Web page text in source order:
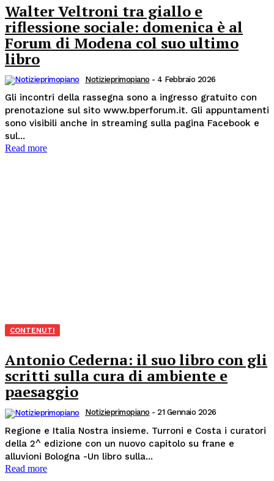
Walter Veltroni tra giallo e
riflessione sociale: domenica è al
Forum di Modena col suo ultimo
libro
Notizieprimopiano - 4 Febbraio 2026
Gli incontri della rassegna sono a ingresso gratuito con
prenotazione sul sito www.bperforum.it. Gli appuntamenti
sono visibili anche in streaming sulla pagina Facebook e
sul...
Read more
CONTENUTI
Antonio Cederna: il suo libro con gli
scritti sulla cura di ambiente e
paesaggio
Notizieprimopiano - 21 Gennaio 2026
Regione e Italia Nostra insieme. Turroni e Costa i curatori
della 2^ edizione con un nuovo capitolo su frane e
alluvioni Bologna -Un libro sulla...
Read more